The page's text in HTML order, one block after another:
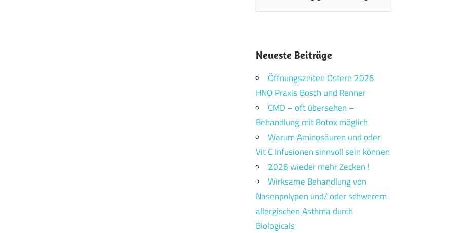
Neueste Beiträge
Öffnungszeiten Ostern 2026
HNO Praxis Bosch und Renner
CMD – oft übersehen –
Behandlung mit Botox möglich
Warum Aminosäuren und oder
Vit C Infusionen sinnvoll sein können
2026 wieder mehr Zecken !
Wirksame Behandlung von
Nasenpolypen und/ oder schwerem
allergischen Asthma durch
Biologicals